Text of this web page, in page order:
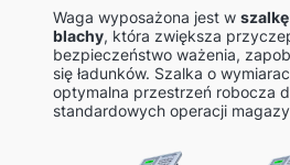
Waga wyposażona jest w
blachy, która zwiększa
bezpieczeństwo ważenia,
się ładunków. Szalka o
optymalna przestrzeń robocza
standardowych operacji